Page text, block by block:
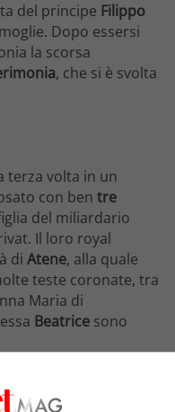
del principe Filippo
Dopo essersi
la scorsa
, che si è svolta
terza volta in un
con ben tre
del miliardario
Il loro royal
di Atene, alla quale
teste coronate, tra
Maria di
Beatrice sono